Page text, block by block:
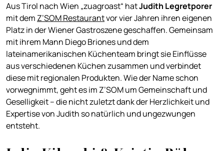
Aus Tirol nach Wien „zuagroast“ hatJudith Legretporer
mit dem Z’SOM Restaurantvor vier Jahren ihren eigenen
Platz in der Wiener Gastroszene geschaffen. Gemeinsam
mit ihrem Mann Diego Briones und dem
lateinamerikanischen Küchenteam bringt sie Einflüsse
aus verschiedenen Küchen zusammen und verbindet
diese mit regionalen Produkten. Wie der Name schon
vorwegnimmt, geht es im Z’SOM um Gemeinschaft und
Geselligkeit – die nicht zuletzt dank der Herzlichkeit und
Expertise von Judith so natürlich und ungezwungen
entsteht.